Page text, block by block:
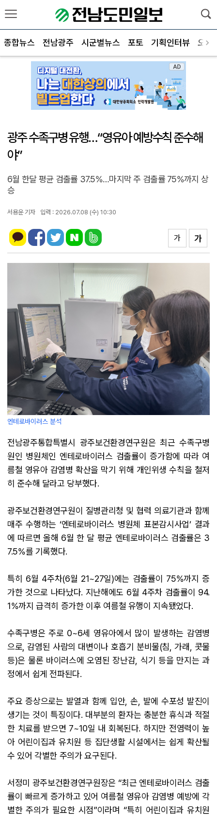
종합뉴스 전남광주 시군별뉴스 포토 기획인터뷰 오피
광주 수족구병 유행…“영유아 예방수칙 준수해
야”
6월 한달 평균 검출률 37.5%…마지막 주 검출률 75%까지 상
승
서용운 기자 입력 : 2026.07.08 (수) 10:30
가
가
엔테로바이러스 분석
전남광주통합특별시 광주보건환경연구원은 최근 수족구병
원인 병원체인 엔테로바이러스 검출률이 증가함에 따라 여
름철 영유아 감염병 확산을 막기 위해 개인위생 수칙을 철저
히 준수해 달라고 당부했다.
광주보건환경연구원이 질병관리청 및 협력 의료기관과 함께
매주 수행하는 ‘엔테로바이러스 병원체 표본감시사업’ 결과
에 따르면 올해 6월 한 달 평균 엔테로바이러스 검출률은 3
7.5%를 기록했다.
특히 6월 4주차(6월 21~27일)에는 검출률이 75%까지 증
가한 것으로 나타났다. 지난해에도 6월 4주차 검출률이 94.
1%까지 급격히 증가한 이후 여름철 유행이 지속됐었다.
수족구병은 주로 0~6세 영유아에서 많이 발생하는 감염병
으로, 감염된 사람의 대변이나 호흡기 분비물(침, 가래, 콧물
등)은 물론 바이러스에 오염된 장난감, 식기 등을 만지는 과
정에서 쉽게 전파된다.
주요 증상으로는 발열과 함께 입안, 손, 발에 수포성 발진이
생기는 것이 특징이다. 대부분의 환자는 충분한 휴식과 적절
한 치료를 받으면 7~10일 내 회복된다. 하지만 전염력이 높
아 어린이집과 유치원 등 집단생활 시설에서는 쉽게 확산될
수 있어 각별한 주의가 요구된다.
서정미 광주보건환경연구원장은 “최근 엔테로바이러스 검출
률이 빠르게 증가하고 있어 여름철 영유아 감염병 예방에 각
별한 주의가 필요한 시점”이라며 “특히 어린이집과 유치원